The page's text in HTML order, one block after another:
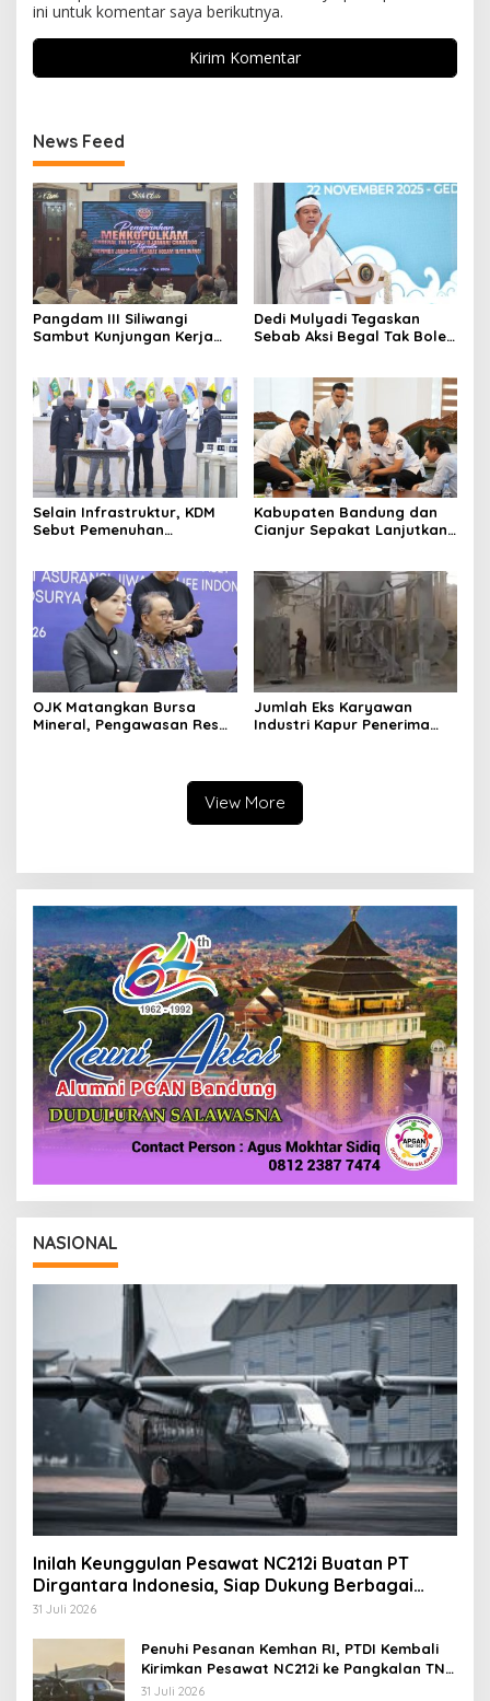
ini untuk komentar saya berikutnya.
News Feed
Pangdam III Siliwangi
Sambut Kunjungan Kerja
Dedi Mulyadi Tegaskan
Sebab Aksi Begal Tak Boleh
Selain Infrastruktur, KDM
Sebut Pemenuhan
APBD Jabar 2027
Kabupaten Bandung dan
Cianjur Sepakat Lanjutkan
Ekonomi Daerah
OJK Matangkan Bursa
Mineral, Pengawasan Resmi
Jumlah Eks Karyawan
Industri Kapur Penerima
View More
NASIONAL
Inilah Keunggulan Pesawat NC212i Buatan PT
Dirgantara Indonesia, Siap Dukung Berbagai
Operasi TNI
31 Juli 2026
Penuhi Pesanan Kemhan RI, PTDI Kembali
Kirimkan Pesawat NC212i ke Pangkalan TNI
AU
31 Juli 2026